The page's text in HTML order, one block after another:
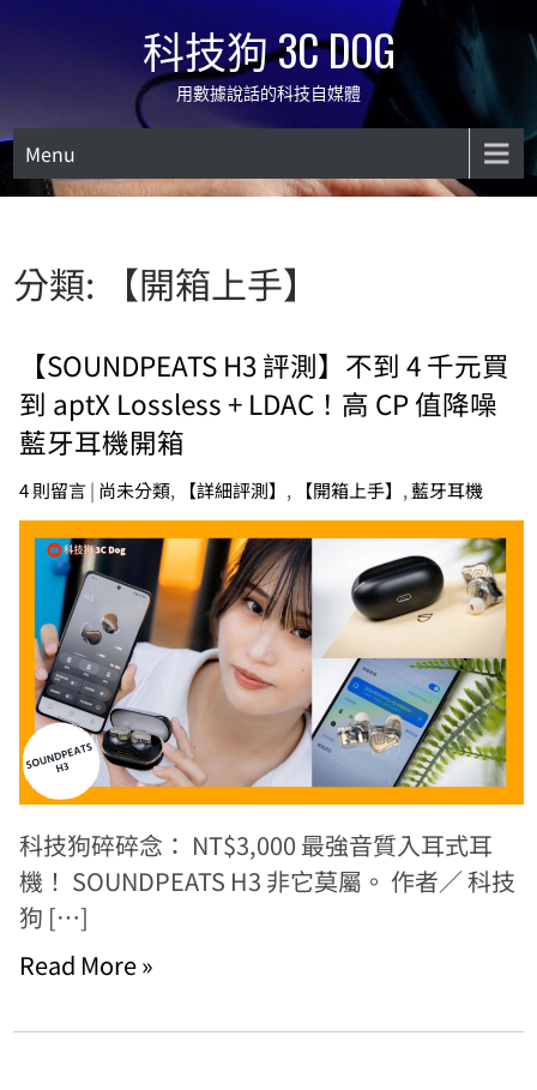
科技狗 3C DOG
用數據說話的科技自媒體
Menu
分類: 【開箱上手】
【SOUNDPEATS H3 評測】不到 4 千元買
到 aptX Lossless + LDAC！高 CP 值降噪
藍牙耳機開箱
4 則留言| 尚未分類, 【詳細評測】 , 【開箱上手】 ,藍牙耳機
科技狗碎碎念： NT$3,000 最強音質入耳式耳
機！ SOUNDPEATS H3 非它莫屬。 作者／ 科技
狗 […]
Read More »